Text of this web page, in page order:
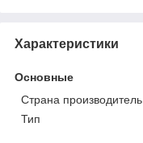
Характеристики
Основные
Страна производитель
Тип